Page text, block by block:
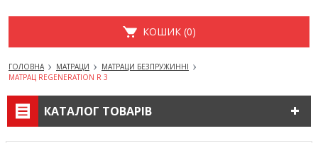
КОШИК (0)
ГОЛОВНА МАТРАЦИ
МАТРАЦИ БЕЗПРУЖИННІ
МАТРАЦ REGENERATION R 3
КАТАЛОГ ТОВАРІВ